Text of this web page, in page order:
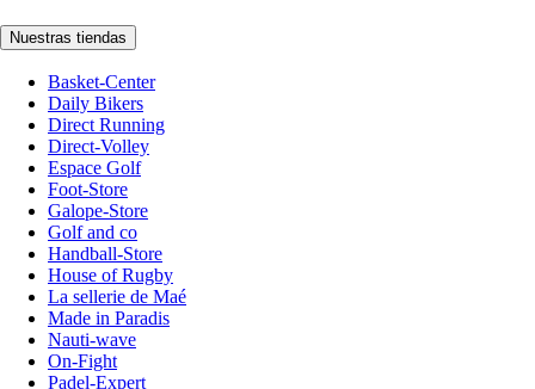
Nuestras tiendas
Basket-Center
Daily Bikers
Direct Running
Direct-Volley
Espace Golf
Foot-Store
Galope-Store
Golf and co
Handball-Store
House of Rugby
La sellerie de Maé
Made in Paradis
Nauti-wave
On-Fight
Padel-Expert